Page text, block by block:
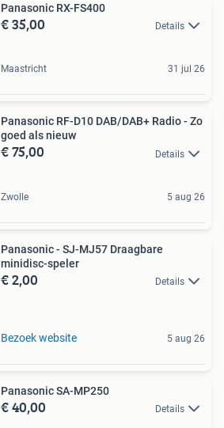
Panasonic RX-FS400
€ 35,00 Details
Maastricht 31 jul 26
Panasonic RF-D10 DAB/DAB+ Radio - Zo
goed als nieuw
€ 75,00 Details
Zwolle 5 aug 26
Panasonic - SJ-MJ57 Draagbare
minidisc-speler
€ 2,00 Details
Bezoek website 5 aug 26
Panasonic SA-MP250
€ 40,00 Details